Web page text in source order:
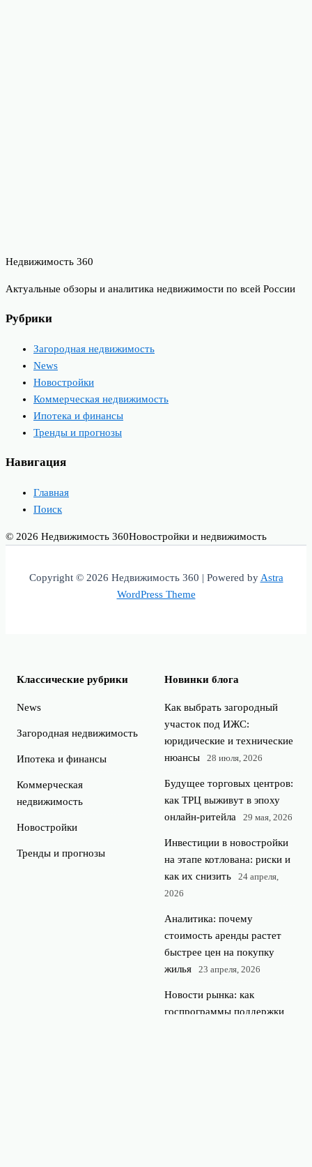
Недвижимость 360
Актуальные обзоры и аналитика недвижимости по всей России
Рубрики
Загородная недвижимость
News
Новостройки
Коммерческая недвижимость
Ипотека и финансы
Тренды и прогнозы
Навигация
Главная
Поиск
© 2026 Недвижимость 360Новостройки и недвижимость
Copyright © 2026 Недвижимость 360 | Powered byAstra
WordPress Theme
Классические рубрики
News
Загородная недвижимость
Ипотека и финансы
Коммерческая
недвижимость
Новостройки
Тренды и прогнозы
Новинки блога
Как выбрать загородный
участок под ИЖС:
юридические и технические
нюансы
28 июля, 2026
Будущее торговых центров:
как ТРЦ выживут в эпоху
онлайн-ритейла
29 мая, 2026
Инвестиции в новостройки
на этапе котлована: риски и
как их снизить
24 апреля,
2026
Аналитика: почему
стоимость аренды растет
быстрее цен на покупку
жилья
23 апреля, 2026
Новости рынка: как
госпрограммы поддержки